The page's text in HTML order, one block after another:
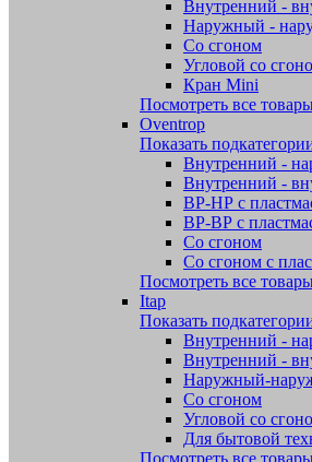
Внутренний -
Наружный -
Со сгоном
Угловой со
Кран Mini
Посмотреть все
Oventrop
Показать
Внутренний -
Внутренний -
ВР-НР с
ВР-ВР с
Со сгоном
Со сгоном с
Посмотреть все
Itap
Показать
Внутренний -
Внутренний -
Наружный-
Со сгоном
Угловой со
Для бытовой
Посмотреть все